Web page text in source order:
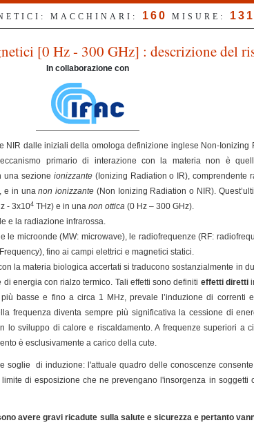
MACCHINARI: 160 MISURE: 131
[0 Hz - 300 GHz] : descrizione del
In collaborazione con
NIR dalle iniziali della omologa definizione inglese Non-Ionizing
primario di interazione con la materia non è
una sezione ionizzante(Ionizing Radiation o IR), comprendente
e in unanon ionizzante (Non Ionizing Radiation o NIR).
- 3x104 THz) e in una non ottica (0 Hz – 300 GHz).
e la radiazione infrarossa.
le microonde (MW: microwave), le radiofrequenze (RF:
fino ai campi elettrici e magnetici statici.
la materia biologica accertati si traducono sostanzialmente in
energia con rialzo termico. Tali effetti sono definiti effetti diretti
basse e fino a circa 1 MHz, prevale l’induzione di correnti
frequenza diventa sempre più significativa la cessione di
sviluppo di calore e riscaldamento. A frequenze superiori a
è esclusivamente a carico della cute.
soglie di induzione: l'attuale quadro delle conoscenze
di esposizione che ne prevengano l'insorgenza in soggetti
avere gravi ricadute sulla salute e sicurezza e pertanto